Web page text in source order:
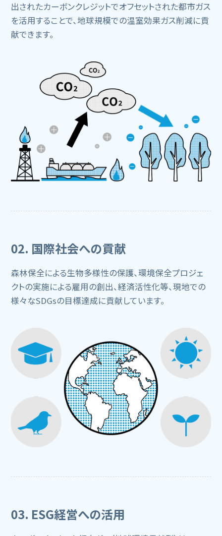
出されたカーボンクレジットでオフセットされた都市ガス
を活用することで、地球規模での温室効果ガス削減に貢
献できます。
02. 国際社会への貢献
森林保全による生物多様性の保護、環境保全プロジェ
クトの実施による雇用の創出、経済活性化等、現地での
様々なSDGsの目標達成に貢献しています。
03. ESG経営への活用